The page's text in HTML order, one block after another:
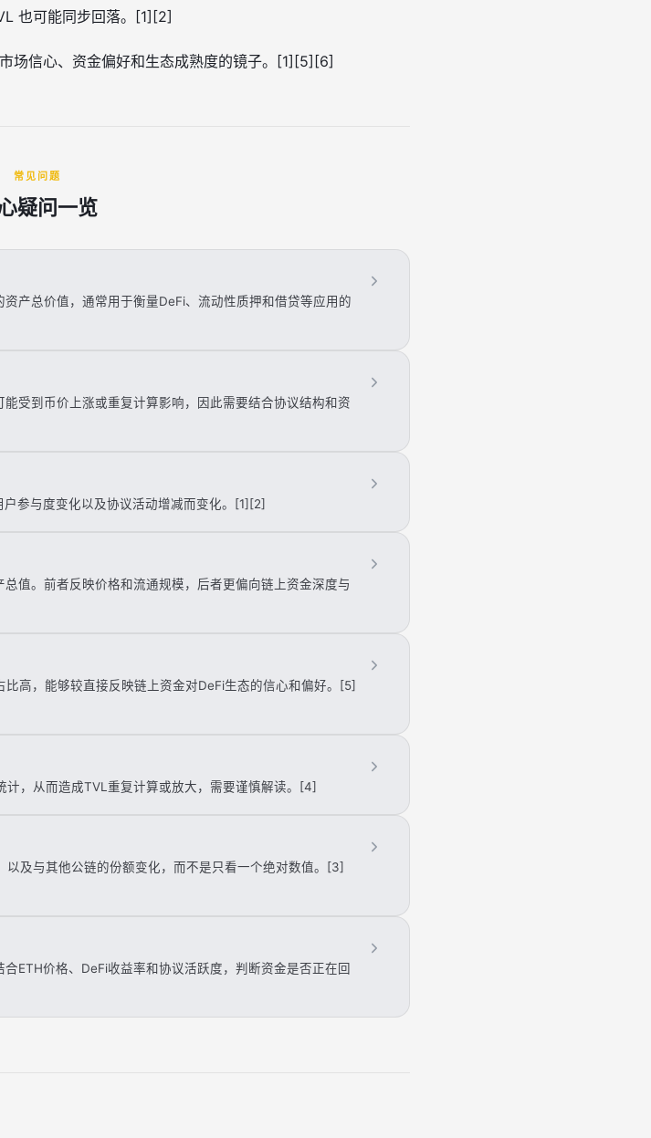
也可能同步回落。[1][2]
场信心、资金偏好和生态成熟度的镜子。[1][5][6]
常见问题
疑问一览
产总价值，通常用于衡量DeFi、流动性质押和借贷等应用的
受到币价上涨或重复计算影响，因此需要结合协议结构和资
参与度变化以及协议活动增减而变化。[1][2]
值。前者反映价格和流通规模，后者更偏向链上资金深度与
高，能够较直接反映链上资金对DeFi生态的信心和偏好。[5]
，从而造成TVL重复计算或放大，需要谨慎解读。[4]
及与其他公链的份额变化，而不是只看一个绝对数值。[3]
ETH价格、DeFi收益率和协议活跃度，判断资金是否正在回